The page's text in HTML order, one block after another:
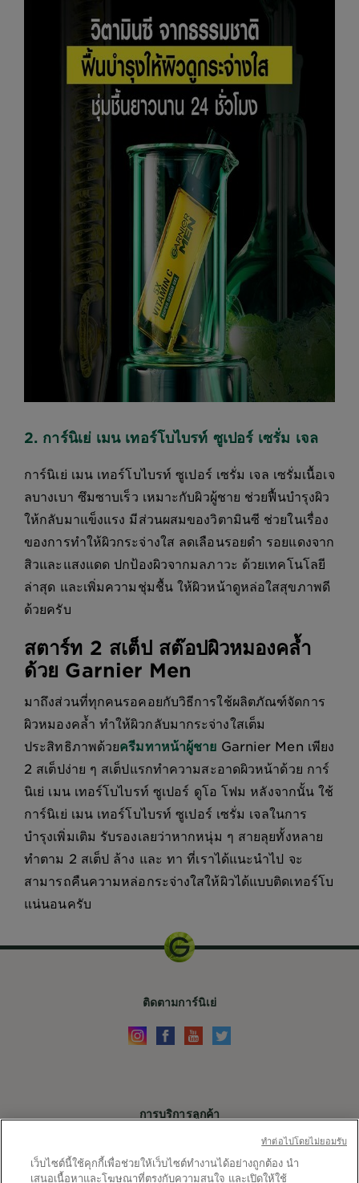
2. การ์นิเย่ เมน เทอร์โบไบรท์ ซูเปอร์ เซรั่ม เจล
การ์นิเย่ เมน เทอร์โบไบรท์ ซูเปอร์ เซรั่ม เจล เซรั่มเนื้อเจ
ลบางเบา ซึมซาบเร็ว เหมาะกับผิวผู้ชาย ช่วยฟื้นบำรุงผิว
ให้กลับมาแข็งแรง มีส่วนผสมของวิตามินซี ช่วยในเรื่อง
ของการทำให้ผิวกระจ่างใส ลดเลือนรอยดำ รอยแดงจาก
สิวและแสงแดด ปกป้องผิวจากมลภาวะ ด้วยเทคโนโลยี
ล่าสุด และเพิ่มความชุ่มชื้น ให้ผิวหน้าดูหล่อใสสุขภาพดี
ด้วยครับ
สตาร์ท 2 สเต็ป สต๊อปผิวหมองคล้ำ
ด้วย Garnier Men
มาถึงส่วนที่ทุกคนรอคอยกับวิธีการใช้ผลิตภัณฑ์จัดการ
ผิวหมองคล้ำ ทำให้ผิวกลับมากระจ่างใสเต็ม
ประสิทธิภาพด้วยครีมทาหน้าผู้ชาย Garnier Men เพียง
2 สเต็ปง่าย ๆ สเต็ปแรกทำความสะอาดผิวหน้าด้วย การ์
นิเย่ เมน เทอร์โบไบรท์ ซูเปอร์ ดูโอ โฟม หลังจากนั้น ใช้
การ์นิเย่ เมน เทอร์โบไบรท์ ซูเปอร์ เซรั่ม เจลในการ
บำรุงเพิ่มเติม รับรองเลยว่าหากหนุ่ม ๆ สายลุยทั้งหลาย
ทำตาม 2 สเต็ป ล้าง และ ทา ที่เราได้แนะนำไป จะ
สามารถคืนความหล่อกระจ่างใสให้ผิวได้แบบติดเทอร์โบ
แน่นอนครับ
การบริการลูกค้า
ติดตามการ์นิเย่
เว็บไซต์นี้ใช้คุกกี้เพื่อช่วยให้เว็บไซต์ทำงานได้อย่างถูกต้อง นำ
เสนอเนื้อหาและโฆษณาที่ตรงกับความสนใจ และเปิดให้ใช้
ทําต่อไปโดยไม่ยอมรับ